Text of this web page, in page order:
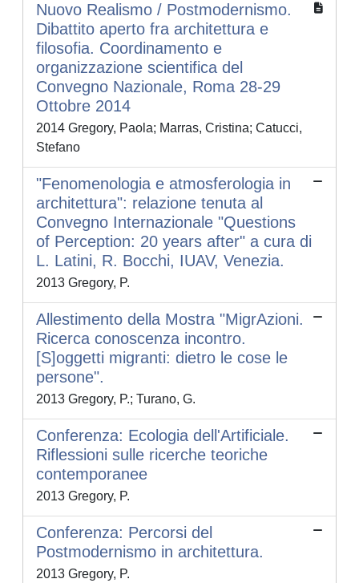
Nuovo Realismo / Postmodernismo.
Dibattito aperto fra architettura e
filosofia. Coordinamento e
organizzazione scientifica del
Convegno Nazionale, Roma 28-29
Ottobre 2014
2014 Gregory, Paola; Marras, Cristina; Catucci,
Stefano
"Fenomenologia e atmosferologia in
architettura": relazione tenuta al
Convegno Internazionale "Questions
of Perception: 20 years after" a cura di
L. Latini, R. Bocchi, IUAV, Venezia.
2013 Gregory, P.
Allestimento della Mostra "MigrAzioni.
Ricerca conoscenza incontro.
[S]oggetti migranti: dietro le cose le
persone".
2013 Gregory, P.; Turano, G.
Conferenza: Ecologia dell'Artificiale.
Riflessioni sulle ricerche teoriche
contemporanee
2013 Gregory, P.
Conferenza: Percorsi del
Postmodernismo in architettura.
2013 Gregory, P.